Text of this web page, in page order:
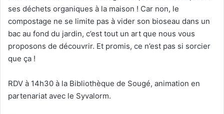
ses déchets organiques à la maison ! Car non, le
compostage ne se limite pas à vider son bioseau dans un
bac au fond du jardin, c’est tout un art que nous vous
proposons de découvrir. Et promis, ce n’est pas si sorcier
que ça !
RDV à 14h30 à la Bibliothèque de Sougé, animation en
partenariat avec le Syvalorm.